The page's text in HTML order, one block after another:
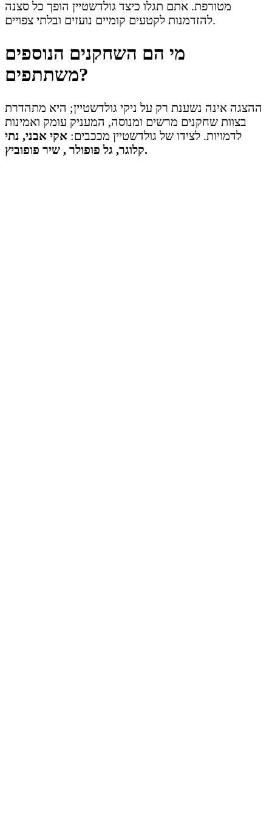
מטורפת. אתם תגלו כיצד גולדשטיין הופך כל סצנה
להזדמנות לקטעים קומיים נועזים ובלתי צפויים.
מי הם השחקנים הנוספים
משתתפים?
ההצגה אינה נשענת רק על ניקי גולדשטיין; היא מתהדרת
בצוות שחקנים מרשים ומנוסה, המעניק עומק ואמינות
לדמויות. לצידו של גולדשטיין מככבים: אקי אבני, נתי
קלוגר, גל פופולר , שיר פופוביץ.